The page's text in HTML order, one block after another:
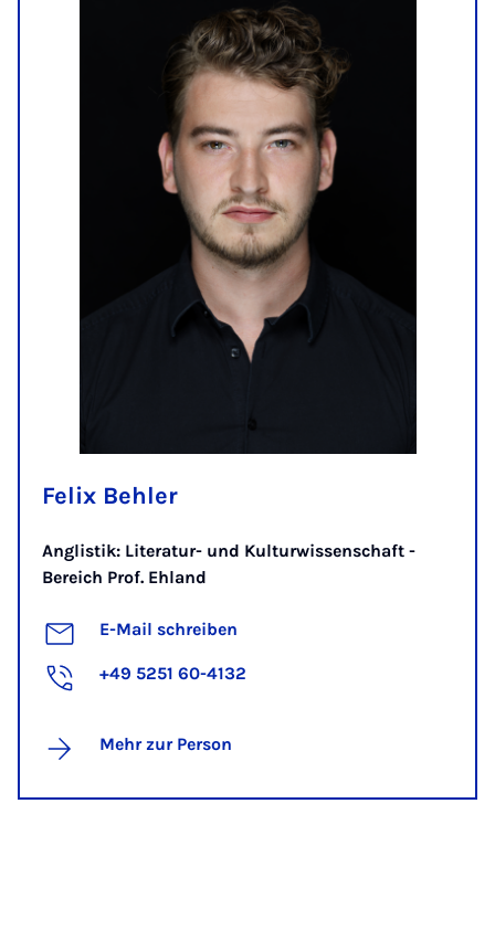
Felix Behler
Anglistik: Literatur- und Kulturwissenschaft -
Bereich Prof. Ehland
E-Mail schreiben
+49 5251 60-4132
Mehr zur Person